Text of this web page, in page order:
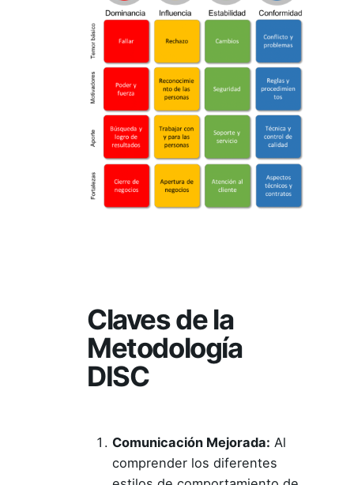
Claves de la
Metodología
DISC
Comunicación Mejorada: Al
comprender los diferentes